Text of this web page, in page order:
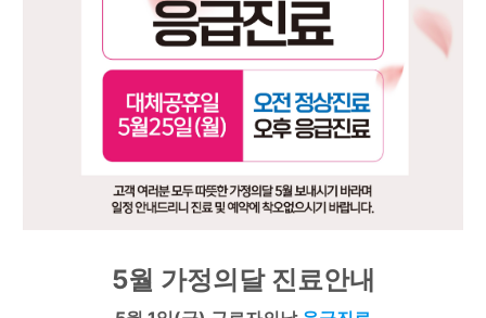
5월 가정의달 진료안내